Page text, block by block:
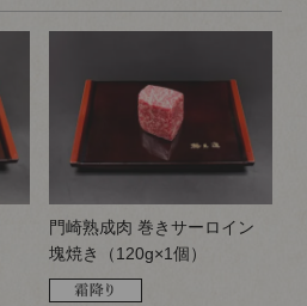
門崎熟成肉 巻きサーロイン
塊焼き（120g×1個）